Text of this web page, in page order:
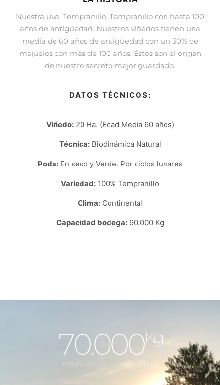
Nuestra uva, Tempranillo, Tempranillo con hasta 100
años de antigüedad. Nuestros viñedos tienen una
media de 60 años de antigüedad con un 30% de
majuelos con más de 100 años. Éstos son el origen
de nuestro secreto mejor guardado.
DATOS TÉCNICOS:
Viñedo:20 Ha. (Edad Media 60 años)
Técnica:Biodinámica Natural
Poda:En seco y Verde. Por ciclos lunares
Variedad: 100% Tempranillo
Clima: Continental
Capacidad bodega:90.000 Kg
PRODUCCIÓN ANUAL DE UVA
70.000Kg